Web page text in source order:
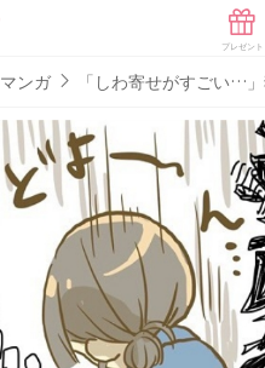
マンガ 「しわ寄せがすごい…